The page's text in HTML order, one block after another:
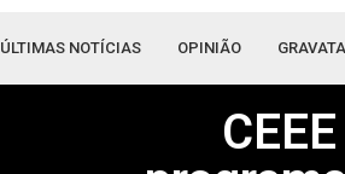
ÚLTIMAS NOTÍCIAS OPINIÃO